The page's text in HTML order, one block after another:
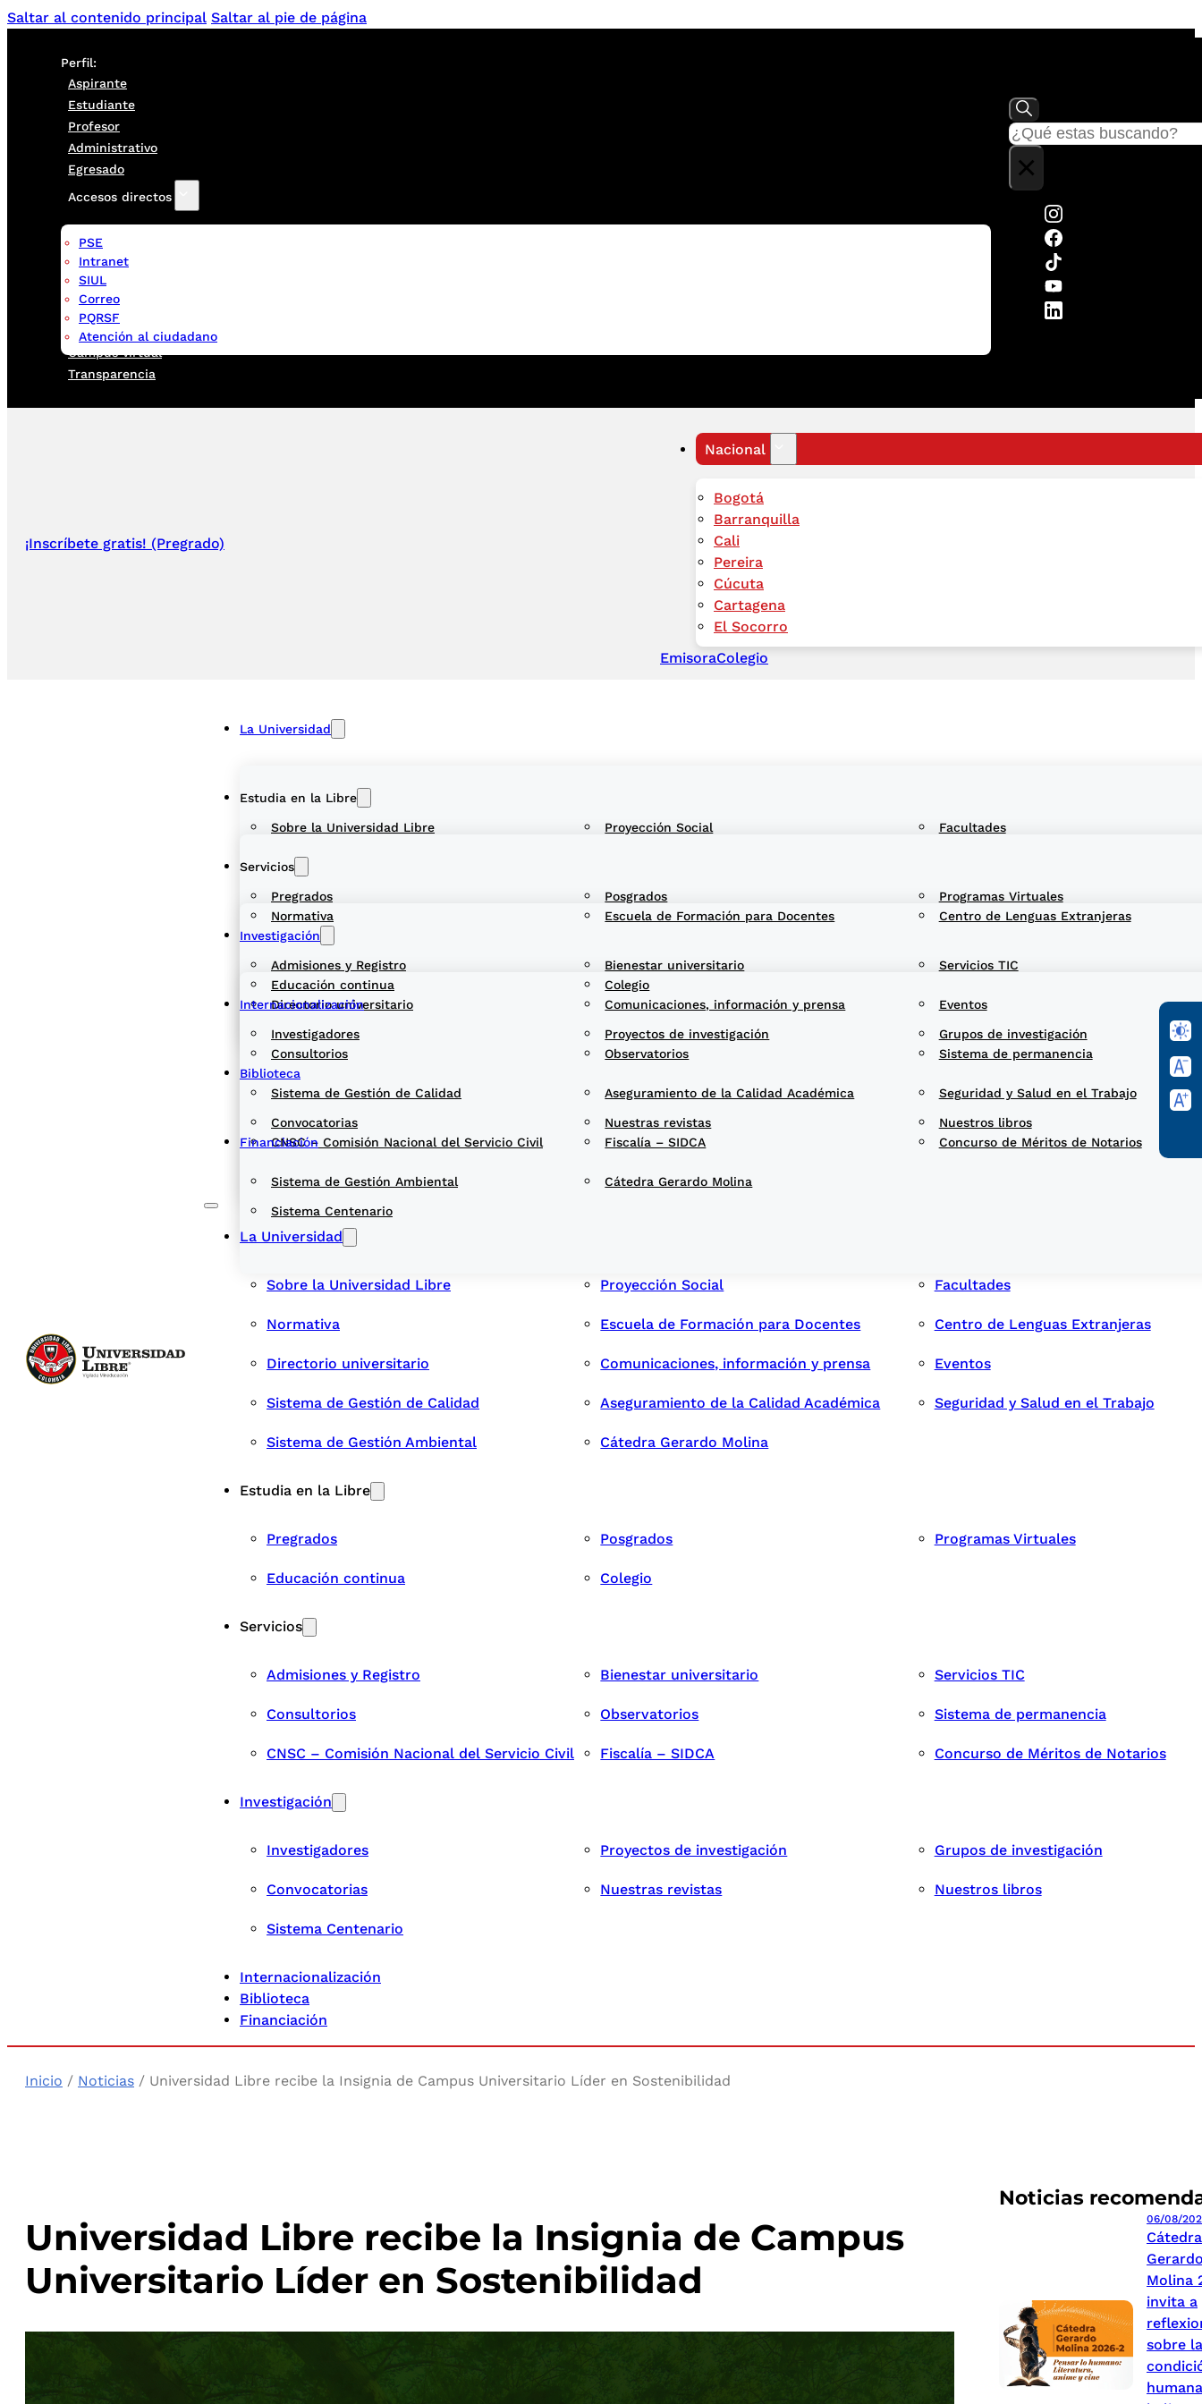
Saltar al contenido principal Saltar al pie de página
Perfil:
Aspirante
Estudiante
Profesor
Administrativo
Egresado
Accesos directos
PSE
Intranet
SIUL
Correo
PQRSF
Atención al ciudadano
Campus virtual
Transparencia
Buscar
×
¡Inscríbete gratis! (Pregrado)
Nacional
Bogotá
Barranquilla
Cali
Pereira
Cúcuta
Cartagena
El Socorro
EmisoraColegio
La Universidad
Sobre la Universidad Libre Proyección Social Facultades
Normativa Escuela de Formación para Docentes Centro de Lenguas Extranjeras
Directorio universitario Comunicaciones, información y prensa Eventos
Sistema de Gestión de Calidad Aseguramiento de la Calidad Académica Seguridad y Salud en el Trabajo
Sistema de Gestión Ambiental Cátedra Gerardo Molina
Estudia en la Libre
Pregrados Posgrados Programas Virtuales
Educación continua Colegio
Servicios
Admisiones y Registro Bienestar universitario Servicios TIC
Consultorios Observatorios Sistema de permanencia
CNSC – Comisión Nacional del Servicio Civil Fiscalía – SIDCA Concurso de Méritos de Notarios
Investigación
Investigadores Proyectos de investigación Grupos de investigación
Convocatorias Nuestras revistas Nuestros libros
Sistema Centenario
Internacionalización
Biblioteca
Financiación
La Universidad
Sobre la Universidad Libre Proyección Social Facultades
Normativa Escuela de Formación para Docentes Centro de Lenguas Extranjeras
Directorio universitario Comunicaciones, información y prensa Eventos
Sistema de Gestión de Calidad Aseguramiento de la Calidad Académica Seguridad y Salud en el Trabajo
Sistema de Gestión Ambiental Cátedra Gerardo Molina
Estudia en la Libre
Pregrados Posgrados Programas Virtuales
Educación continua Colegio
Servicios
Admisiones y Registro Bienestar universitario Servicios TIC
Consultorios Observatorios Sistema de permanencia
CNSC – Comisión Nacional del Servicio Civil Fiscalía – SIDCA Concurso de Méritos de Notarios
Investigación
Investigadores Proyectos de investigación Grupos de investigación
Convocatorias Nuestras revistas Nuestros libros
Sistema Centenario
Internacionalización
Biblioteca
Financiación
Inicio / Noticias / Universidad Libre recibe la Insignia de Campus Universitario Líder en Sostenibilidad
Universidad Libre recibe la Insignia de Campus
Universitario Líder en Sostenibilidad
Noticias
06/08/
Cátedra
Molina
invita a
sobre la